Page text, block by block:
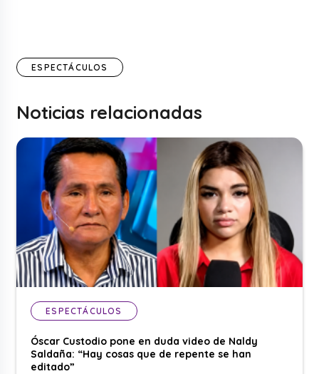
ESPECTÁCULOS
Noticias relacionadas
ESPECTÁCULOS
Óscar Custodio pone en duda video de Naldy
Saldaña: “Hay cosas que de repente se han
editado”